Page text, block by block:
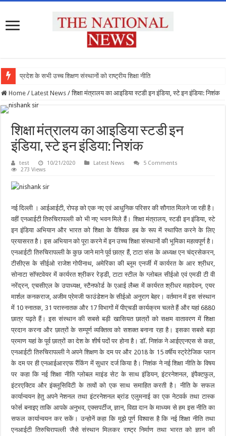
प्रदेश के सभी उच्च शिक्षण संस्थानों को राष्ट्रीय शिक्षा नीति के अनुरूप
Home / Latest News / शिक्षा मंत्रालय का आइडिया स्टडी इन इंडिया, स्टे इन इंडिया: निशंक
शिक्षा मंत्रालय का आइडिया स्टडी इन
इंडिया, स्टे इन इंडिया: निशंक
test 10/21/2020 Latest News
5 Comments
273 Views
नई दिल्ली । आईआईटी, रोपड़ को एक नए एवं आधुनिक परिसर की सौगात मिलने जा रही है।
वहीं एनआईटी तिरुचिरापल्ली को भी नए भवन मिले हैं। शिक्षा मंत्रालय, स्टडी इन इंडिया, स्टे
इन इंडिया अभियान और भारत को शिक्षा के वैश्विक हब के रूप में स्थापित करने के लिए
प्रयासरत है। इस अभियान को पूरा करने में इन उच्च शिक्षा संस्थानों की भूमिका महत्वपूर्ण है।
एनआईटी तिरुचिरापल्ली के कुछ जाने माने पूर्व छात्र हैं, टाटा संस के अध्यक्ष एन चंद्रसेकरन,
टीसीएस के सीईओ राजेश गोपीनाथ, अमेरिका की ब्लूम एनर्जी में कार्यरत के आर श्रीधर,
सोनाटा सॉफ्टवेयर में कार्यरत श्रीकर रेड्डी, टाटा स्टील के ग्लोबल सीईओ एवं एमडी टी वी
नरेंद्रन, एचसीएल के उपाध्यक्ष, स्टैनफोर्ड के एआई लैब्स में कार्यरत श्रीधर महादेवन, एयर
मार्शल कनकराज, अजीम प्रेमजी फाउंडेशन के सीईओ अनुराग बेहर। वर्तमान में इस संस्थान
में 10 स्नातक, 31 परास्नातक और 17 विभागों में पीएचडी कार्यक्रम चलते हैं और यहां 6880
छात्र पढ़ते हैं। इस संस्थान की सबसे बड़ी खासियत छात्रों को सक्षम वातावरण में शिक्षा
प्रदान करना और छात्रों के सम्पूर्ण व्यक्तित्व को सशक्त बनाना रहा है। इसका सबसे बड़ा
प्रमाण यहां के पूर्व छात्रों का देश के शीर्ष पदों पर होना है। डॉ. निशंक ने आईएएनएस से कहा,
एनआईटी तिरुचिरापल्ली ने अपने शिक्षण के दम पर और 2018 के 15 वर्षीय स्ट्रेटेजिक प्लान
के दम पर ही एनआईआरएफ रैंकिंग में सुधार दर्ज किया है। निशंक ने नई शिक्षा नीति के विषय
पर कहा कि नई शिक्षा नीति ग्लोबल माइंड सेट के साथ इंडियन, इंटरनेशनल, इंपैक्टफुल,
इंटरएक्टिव और इंक्लूसिविटी के तत्वों को एक साथ समाहित करती है। नीति के सफल
कार्यान्वयन हेतु अपने नेशनल तथा इंटरनेशनल ब्रांड एलुमनाई का एक नेटवर्क तथा टास्क
फोर्स बनाइए ताकि आपके अनुभव, एक्सपर्टीज, ज्ञान, विद्या दान के माध्यम से हम इस नीति का
सफल कार्यान्वयन कर सकें। उन्होनें कहा कि मुझे पूर्ण विश्वास है कि नई शिक्षा नीति तथा
एनआईटी तिरुचिरापल्ली जैसे संस्थान मिलकर राष्ट्र निर्माण तथा भारत को ज्ञान की